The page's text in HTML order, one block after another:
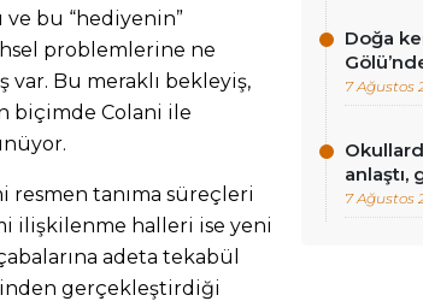
ve bu “hediyenin”
problemlerine ne
Bu meraklı bekleyiş,
biçimde Colani ile
resmen tanıma süreçleri
ilişkilenme halleri ise yeni
adeta tekabül
gerçekleştirdiği
Doğa
7 Ağustos
anlaştı,
7 Ağustos